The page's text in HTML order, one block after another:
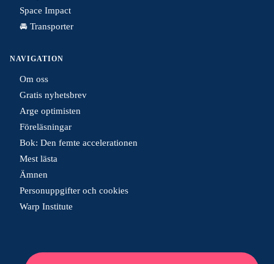
Space Impact
🚘 Transporter
NAVIGATION
Om oss
Gratis nyhetsbrev
Arge optimisten
Föreläsningar
Bok: Den femte accelerationen
Mest lästa
Ämnen
Personuppgifter och cookies
Warp Institute